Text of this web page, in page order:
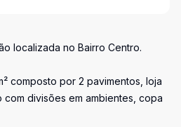
localizada no Bairro Centro.
composto por 2 pavimentos, loja
divisões em ambientes, copa